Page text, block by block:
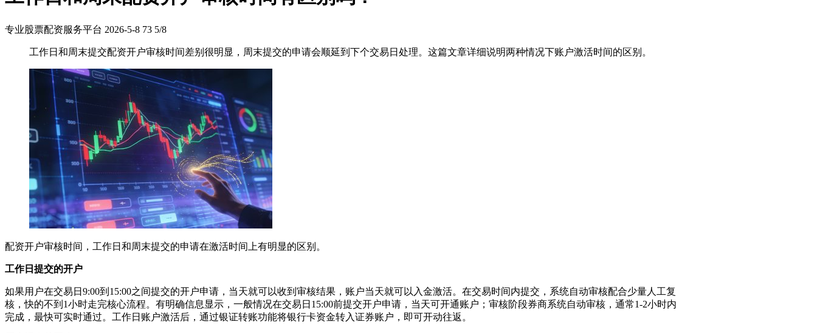
专业股票配资服务平台 2026-5-8 73 5/8
工作日和周末提交配资开户审核时间差别很明显，周末提交的申请会顺延到下个交易日处理。这篇文章详细说明两种情况下账户激活时间的区别。
配资开户审核时间，工作日和周末提交的申请在激活时间上有明显的区别。
工作日提交的开户
如果用户在交易日9:00到15:00之间提交的开户申请，当天就可以收到审核结果，账户当天就可以入金激活。在交易时间内提交，系统自动审核配合少量人工复
核，快的不到1小时走完核心流程。有明确信息显示，一般情况在交易日15:00前提交开户申请，当天可开通账户；审核阶段券商系统自动审核，通常1-2小时内
完成，最快可实时通过。工作日账户激活后，通过银证转账功能将银行卡资金转入证券账户，即可开动往返。